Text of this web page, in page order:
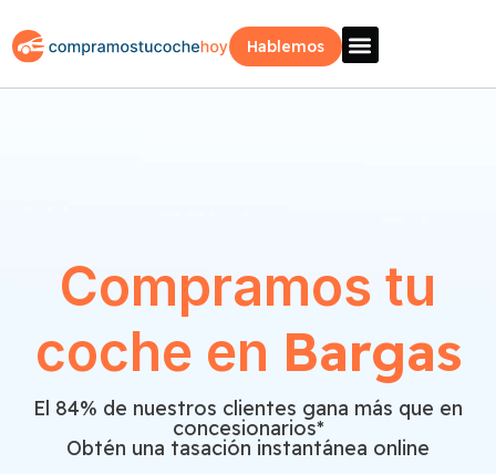
Hablemos
Compramos tu
coche en Bargas
El 84% de nuestros clientes gana más que en
concesionarios*
Obtén una tasación instantánea online